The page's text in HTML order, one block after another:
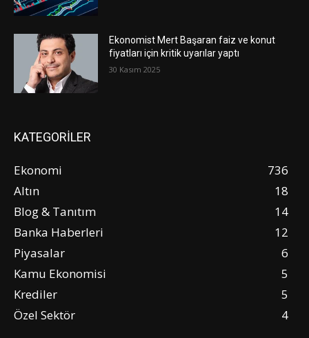
Ekonomist Mert Başaran faiz ve konut
fiyatları için kritik uyarılar yaptı
30 Kasım 2025
KATEGORİLER
Ekonomi
736
Altın
18
Blog & Tanıtım
14
Banka Haberleri
12
Piyasalar
6
Kamu Ekonomisi
5
Krediler
5
Özel Sektör
4